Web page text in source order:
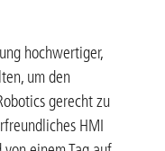
hochwertiger,
um den
gerecht zu
HMI